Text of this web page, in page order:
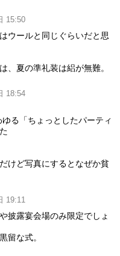
15:50
ウールと同じぐらいだと思
、夏の準礼装は絽が無難。
18:54
る「ちょっとしたパーティ
けど写真にするとなぜか貧
19:11
露宴会場のみ限定でしょ
留な式。